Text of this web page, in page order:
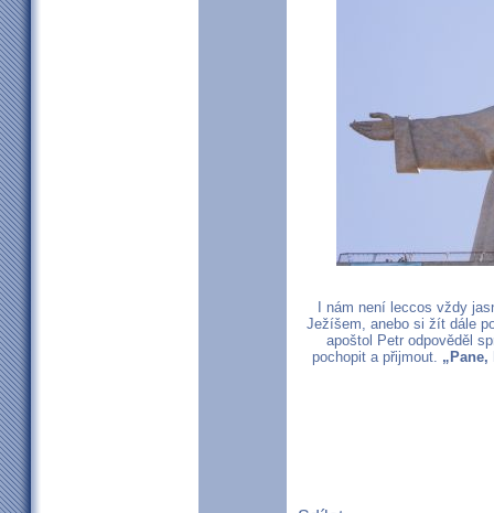
I nám není leccos vždy
Ježíšem, anebo si žít dále
apoštol Petr odpověděl
pochopit a přijmout.